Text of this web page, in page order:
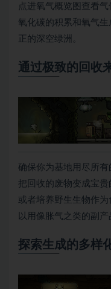
点进氧气概览图查看
氧化碳的积累和氧气
正的深空绿洲。
通过极致的回收
确保你为基地用尽所有
把回收的废物变成宝
或者培养野生生物作为
以用像胀气之类的副产
探索生成的多样